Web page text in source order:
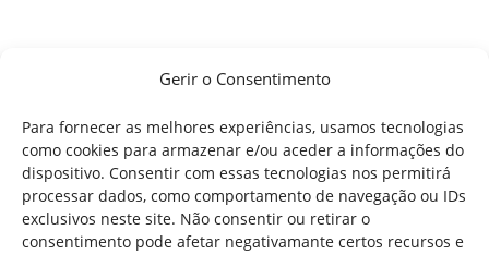
Gerir o Consentimento
Para fornecer as melhores experiências, usamos tecnologias
como cookies para armazenar e/ou aceder a informações do
dispositivo. Consentir com essas tecnologias nos permitirá
processar dados, como comportamento de navegação ou IDs
exclusivos neste site. Não consentir ou retirar o
consentimento pode afetar negativamante certos recursos e